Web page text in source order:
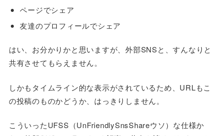
ページでシェア
友達のプロフィールでシェア
はい、お分かりかと思いますが、外部SNSと、すんなりと
共有させてもらえません。
しかもタイムライン的な表示がされているため、URLもこ
の投稿のものかどうか、はっきりしません。
こういったUFSS（UnFriendlySnsShareウソ）な仕様か